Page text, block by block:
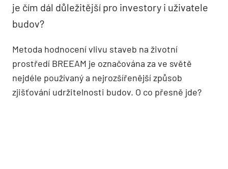
je čím dál důležitější pro investory i uživatele
budov?
Metoda hodnocení vlivu staveb na životní
prostředí BREEAM je označována za ve světě
nejdéle používaný a nejrozšířenější způsob
zjišťování udržitelnosti budov. O co přesně jde?